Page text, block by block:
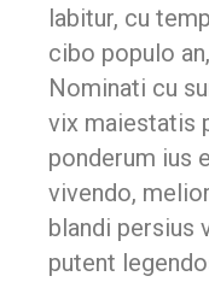
labitur, cu
cibo populo
Nominati cu
vix maiestatis
ponderum ius
vivendo,
blandi persius
putent